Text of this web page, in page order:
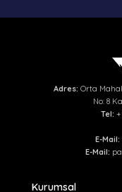
Adres: Orta
No: 8
Tel:
E-Mail:
E-Mail:
Kurumsal